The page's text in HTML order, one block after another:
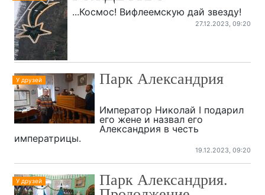
...Космос! Вифлеемскую дай звезду!
27.12.2023, 09:20
У друзей Парк Александрия
Император Николай I подарил
его жене и назвал его
Александрия в честь
императрицы.
19.12.2023, 09:20
У друзей
Парк Александрия.